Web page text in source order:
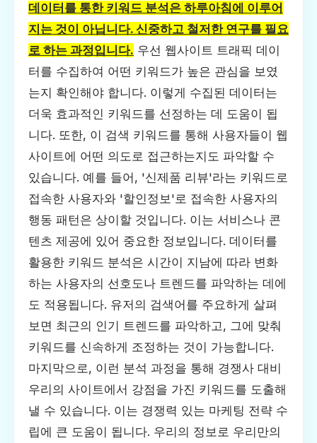
데이터를 통한 키워드 분석은 하루아침에 이루어
지는 것이 아닙니다. 신중하고 철저한 연구를 필요
로 하는 과정입니다. 우선 웹사이트 트래픽 데이
터를 수집하여 어떤 키워드가 높은 관심을 보였
는지 확인해야 합니다. 이렇게 수집된 데이터는
더욱 효과적인 키워드를 선정하는 데 도움이 됩
니다. 또한, 이 검색 키워드를 통해 사용자들이 웹
사이트에 어떤 의도로 접근하는지도 파악할 수
있습니다. 예를 들어, '신제품 리뷰'라는 키워드로
접속한 사용자와 '할인정보'로 접속한 사용자의
행동 패턴은 상이할 것입니다. 이는 서비스나 콘
텐츠 제공에 있어 중요한 정보입니다. 데이터를
활용한 키워드 분석은 시간이 지남에 따라 변화
하는 사용자의 선호도나 트렌드를 파악하는 데에
도 적용됩니다. 유저의 검색어를 주요하게 살펴
보면 최근의 인기 트렌드를 파악하고, 그에 맞춰
키워드를 신속하게 조정하는 것이 가능합니다.
마지막으로, 이런 분석 과정을 통해 경쟁사 대비
우리의 사이트에서 강점을 가진 키워드를 도출해
낼 수 있습니다. 이는 경쟁력 있는 마케팅 전략 수
립에 큰 도움이 됩니다. 우리의 정보로 우리만의